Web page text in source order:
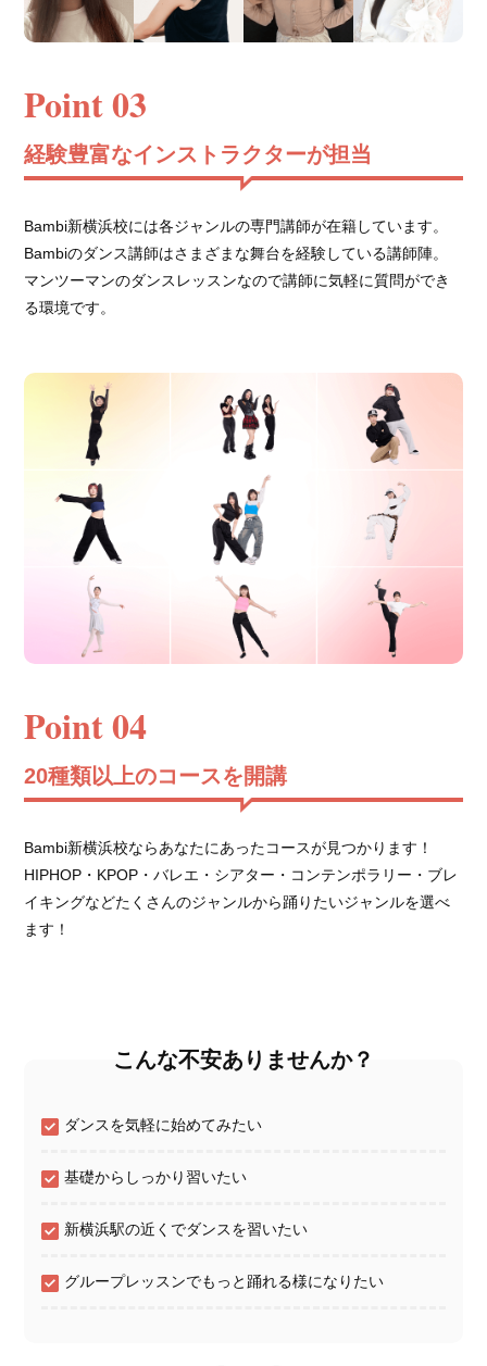
Point 03
経験豊富なインストラクターが担当
Bambi新横浜校には各ジャンルの専門講師が在籍しています。
Bambiのダンス講師はさまざまな舞台を経験している講師陣。
マンツーマンのダンスレッスンなので講師に気軽に質問ができ
る環境です。
Point 04
20種類以上のコースを開講
Bambi新横浜校ならあなたにあったコースが見つかります！
HIPHOP・KPOP・バレエ・シアター・コンテンポラリー・ブレ
イキングなどたくさんのジャンルから踊りたいジャンルを選べ
ます！
こんな不安ありませんか？
ダンスを気軽に始めてみたい
基礎からしっかり習いたい
新横浜駅の近くでダンスを習いたい
グループレッスンでもっと踊れる様になりたい